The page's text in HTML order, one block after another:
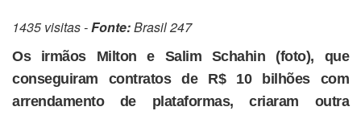
1435 visitas -Fonte:Brasil 247
Os irmãos Milton e Salim Schahin (foto), que
conseguiram contratos de R$ 10 bilhões com
arrendamento de plataformas, criaram outra